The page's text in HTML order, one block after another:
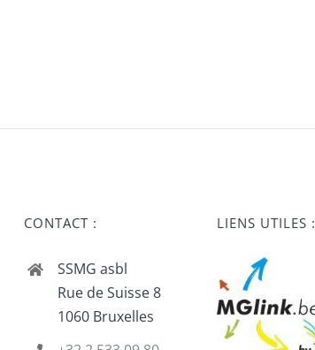
CONTACT :
SSMG asbl
Rue de Suisse 8
1060 Bruxelles
LIENS UTILES :